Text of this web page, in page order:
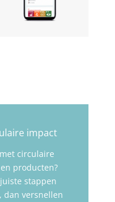
impact
circulaire
producten?
stappen
dan versnellen